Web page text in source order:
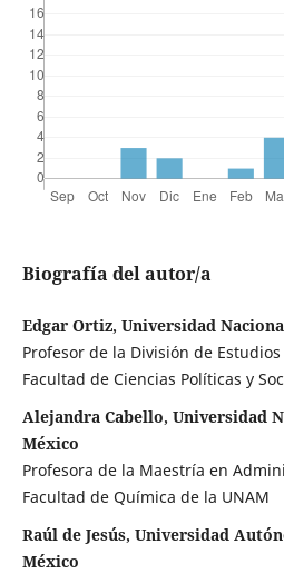
Biografía del autor/a
Edgar Ortiz, Universidad
Profesor de la División de
Facultad de Ciencias Políticas y
Alejandra Cabello, Universidad
México
Profesora de la Maestría en
Facultad de Química de la UNAM
Raúl de Jesús, Universidad
México